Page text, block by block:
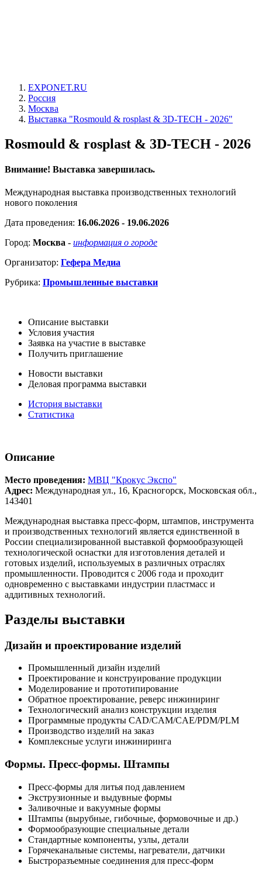
EXPONET.RU
Россия
Москва
Выставка "Rosmould & rosplast & 3D-TECH - 2026"
Rosmould & rosplast & 3D-TECH - 2026
Внимание! Выставка завершилась.
Международная выставка производственных технологий
нового поколения
Дата проведения: 16.06.2026 - 19.06.2026
Город: Москва - информация о городе
Организатор: Гефера Медиа
Рубрика: Промышленные выставки
Описание выставки
Условия участия
Заявка на участие в выставке
Получить приглашение
Новости выставки
Деловая программа выставки
История выставки
Статистика
Описание
Место проведения: МВЦ "Крокус Экспо"
Адрес: Международная ул., 16, Красногорск, Московская обл.,
143401
Международная выставка пресс-форм, штампов, инструмента
и производственных технологий является единственной в
России специализированной выставкой формообразующей
технологической оснастки для изготовления деталей и
готовых изделий, используемых в различных отраслях
промышленности. Проводится с 2006 года и проходит
одновременно с выставками индустрии пластмасс и
аддитивных технологий.
Разделы выставки
Дизайн и проектирование изделий
Промышленный дизайн изделий
Проектирование и конструирование продукции
Моделирование и прототипирование
Обратное проектирование, реверс инжиниринг
Технологический анализ конструкции изделия
Программные продукты CAD/CAM/CAE/PDM/PLM
Производство изделий на заказ
Комплексные услуги инжиниринга
Формы. Пресс-формы. Штампы
Пресс-формы для литья под давлением
Экструзионные и выдувные формы
Заливочные и вакуумные формы
Штампы (вырубные, гибочные, формовочные и др.)
Формообразующие специальные детали
Стандартные компоненты, узлы, детали
Горячеканальные системы, нагреватели, датчики
Быстроразъемные соединения для пресс-форм